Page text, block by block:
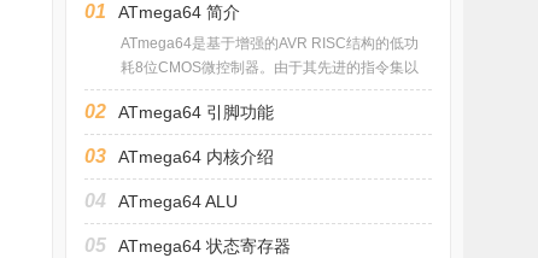
01 ATmega64 简介
ATmega64是基于增强的AVR RISC结构的低功
耗8位CMOS微控制器。由于其先进的指令集以
及
02 ATmega64 引脚功能
03 ATmega64 内核介绍
04 ATmega64 ALU
05 ATmega64 状态寄存器